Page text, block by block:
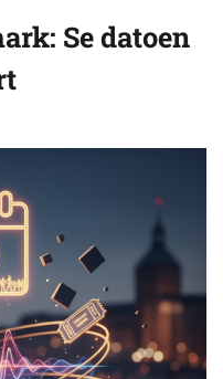
Se datoen